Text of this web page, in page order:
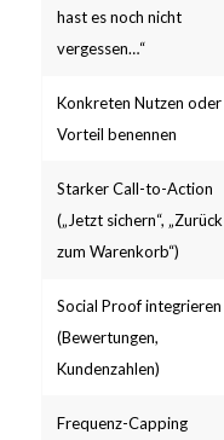
hast es noch nicht
vergessen…“
Konkreten Nutzen oder
Vorteil benennen
Starker Call-to-Action
(„Jetzt sichern“, „Zurück
zum Warenkorb“)
Social Proof integrieren
(Bewertungen,
Kundenzahlen)
Frequenz-Capping